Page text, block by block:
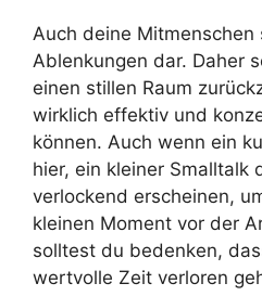
Auch deine Mitmenschen
Ablenkungen dar. Daher
einen stillen Raum
wirklich effektiv und
können. Auch wenn ein
hier, ein kleiner Smalltalk
verlockend erscheinen,
kleinen Moment vor der
solltest du bedenken,
wertvolle Zeit verloren